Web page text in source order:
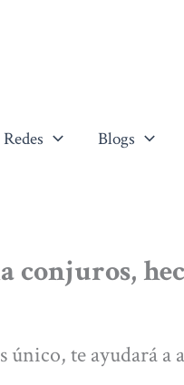
Redes Blogs
conjuros,
único, te ayudará a